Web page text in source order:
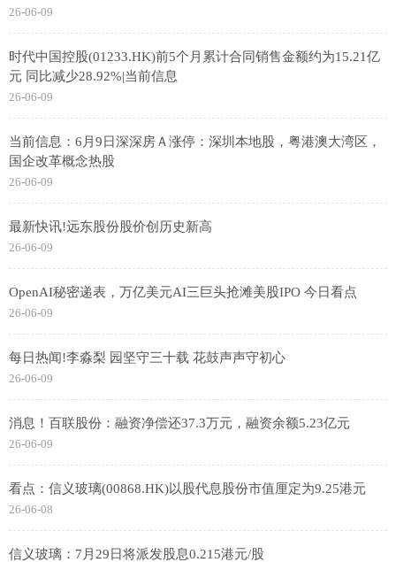
26-06-09
时代中国控股(01233.HK)前5个月累计合同销售金额约为15.21亿
元 同比减少28.92%|当前信息
26-06-09
当前信息：6月9日深深房Ａ涨停：深圳本地股，粤港澳大湾区，
国企改革概念热股
26-06-09
最新快讯!远东股份股价创历史新高
26-06-09
OpenAI秘密递表，万亿美元AI三巨头抢滩美股IPO 今日看点
26-06-09
每日热闻!李淼梨 园坚守三十载 花鼓声声守初心
26-06-09
消息！百联股份：融资净偿还37.3万元，融资余额5.23亿元
26-06-09
看点：信义玻璃(00868.HK)以股代息股份市值厘定为9.25港元
26-06-08
信义玻璃：7月29日将派发股息0.215港元/股